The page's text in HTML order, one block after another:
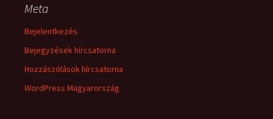
Meta
Bejelentkezés
Bejegyzések hírcsatorna
Hozzászólások hírcsatorna
WordPress Magyarország